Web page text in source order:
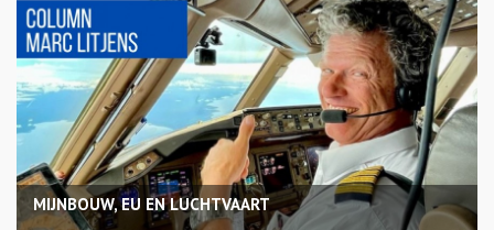
MIJNBOUW, EU EN LUCHTVAART